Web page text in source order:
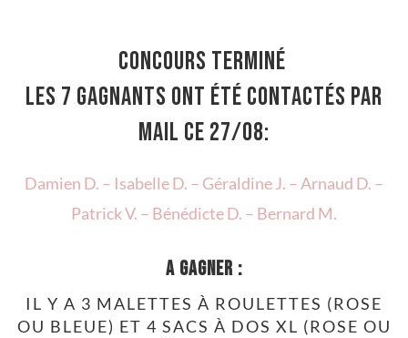
CONCOURS TERMINÉ
Les 7 gagnants ont été contactés par
mail ce 27/08:
Damien D. – Isabelle D. – Géraldine J. – Arnaud D. –
Patrick V. – Bénédicte D. – Bernard M.
A GAGNER :
IL Y A 3 MALETTES À ROULETTES (ROSE
OU BLEUE) ET 4 SACS À DOS XL (ROSE OU